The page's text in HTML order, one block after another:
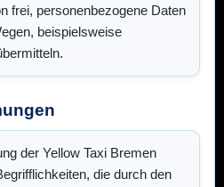
frei, personenbezogene Daten
beispielsweise
der Yellow Taxi Bremen
die durch den